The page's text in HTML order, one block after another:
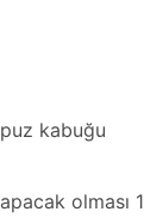
kabuğu
olması 1